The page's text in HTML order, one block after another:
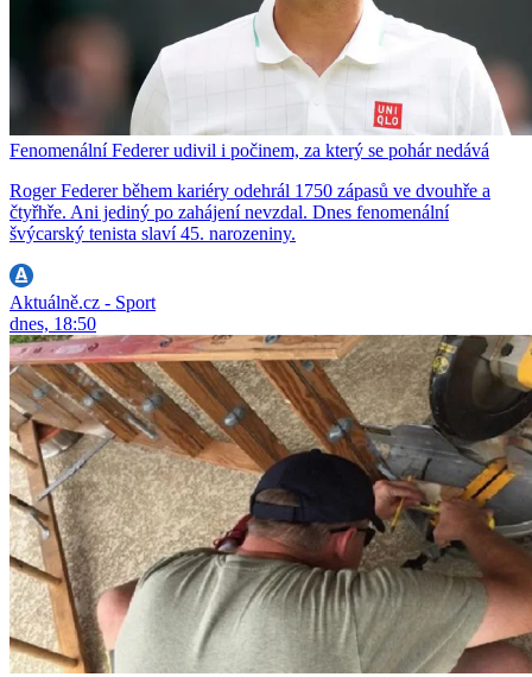
Fenomenální Federer udivil i počinem, za který se pohár nedává
Roger Federer během kariéry odehrál 1750 zápasů ve dvouhře a
čtyřhře. Ani jediný po zahájení nevzdal. Dnes fenomenální
švýcarský tenista slaví 45. narozeniny.
Aktuálně.cz - Sport
dnes, 18:50